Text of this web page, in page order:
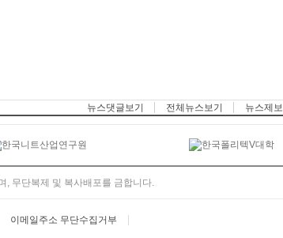
뉴스댓글보기 전체뉴스보기 뉴스제보
, 무단복제 및 복사배포를 금합니다.
이메일주소 무단수집거부